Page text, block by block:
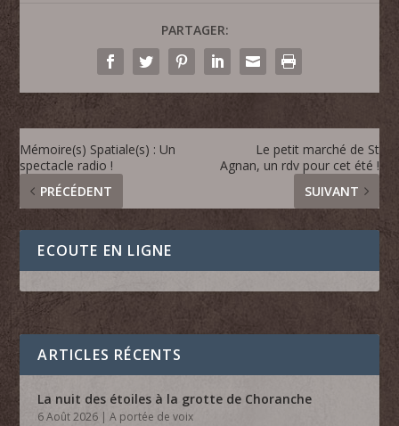
PARTAGER:
Mémoire(s) Spatiale(s) : Un
spectacle radio !
PRÉCÉDENT
Le petit marché de St
Agnan, un rdv pour cet été !
SUIVANT
ECOUTE EN LIGNE
ARTICLES RÉCENTS
La nuit des étoiles à la grotte de Choranche
6 Août 2026 |A portée de voix